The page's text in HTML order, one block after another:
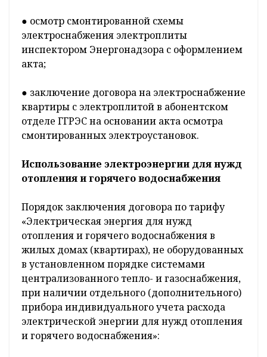
● осмотр смонтированной схемы
электроснабжения электроплиты
инспектором Энергонадзора с оформлением
акта;
● заключение договора на электроснабжение
квартиры с электроплитой в абонентском
отделе ГГРЭС на основании акта осмотра
смонтированных электроустановок.
Использование электроэнергии для нужд
отопления и горячего водоснабжения
Порядок заключения договора по тарифу
«Электрическая энергия для нужд
отопления и горячего водоснабжения в
жилых домах (квартирах), не оборудованных
в установленном порядке системами
централизованного тепло- и газоснабжения,
при наличии отдельного (дополнительного)
прибора индивидуального учета расхода
электрической энергии для нужд отопления
и горячего водоснабжения»: